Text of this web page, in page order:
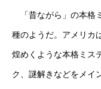
「昔ながら」の本格
種のようだ。アメリカ
煌めくような本格ミス
ク、謎解きなどをメイ